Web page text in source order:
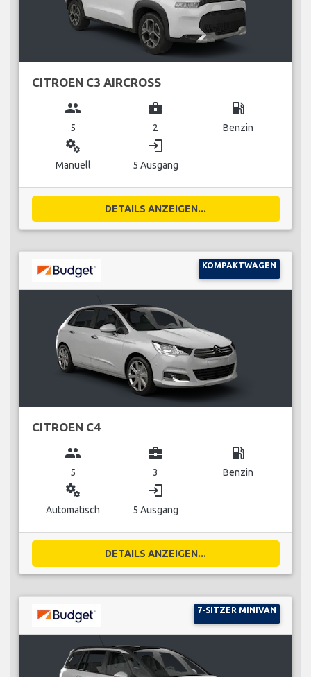
CITROEN C3 AIRCROSS
group
5
business_center
2
local_gas_station
Benzin
miscellaneous_services
Manuell
login
5 Ausgang
DETAILS ANZEIGEN...
KOMPAKTWAGEN
CITROEN C4
group
5
business_center
3
local_gas_station
Benzin
miscellaneous_services
Automatisch
login
5 Ausgang
DETAILS ANZEIGEN...
7-SITZER MINIVAN